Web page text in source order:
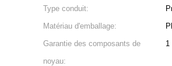
Type conduit:
Matériau d'emballage:
Garantie des composants de
noyau:
1